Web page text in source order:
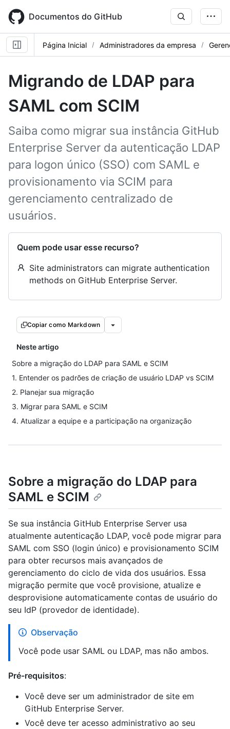
main
content
Documentos do GitHub
Página Inicial Administradores da empresa
Migrando de LDAP para
SAML com SCIM
Saiba como migrar sua instância GitHub
Enterprise Server da autenticação LDAP
para logon único (SSO) com SAML e
provisionamento via SCIM para
gerenciamento centralizado de
usuários.
Quem pode usar esse recurso?
Site administrators can migrate authentication
methods on GitHub Enterprise Server.
Copiar como Markdown
Neste artigo
Sobre a migração do LDAP para SAML e SCIM
1. Entender os padrões de criação de usuário LDAP vs SCIM
2. Planejar sua migração
3. Migrar para SAML e SCIM
4. Atualizar a equipe e a participação na organização
Sobre a migração do LDAP para
SAML e SCIM
Se sua instância GitHub Enterprise Server usa
atualmente autenticação LDAP, você pode migrar para
SAML com SSO (login único) e provisionamento SCIM
para obter recursos mais avançados de
gerenciamento do ciclo de vida dos usuários. Essa
migração permite que você provisione, atualize e
desprovisione automaticamente contas de usuário do
seu IdP (provedor de identidade).
Observação
Você pode usar SAML ou LDAP, mas não ambos.
Pré-requisitos:
Você deve ser um administrador de site em
GitHub Enterprise Server.
Você deve ter acesso administrativo ao seu